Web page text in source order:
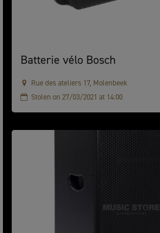
Batterie vélo Bosch
Rue des ateliers 17, Molenbeek
Stolen on 27/03/2021 at 14:00